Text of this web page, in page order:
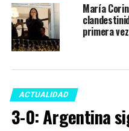
María
primera
ACTUALIDAD
3-0: Argentina